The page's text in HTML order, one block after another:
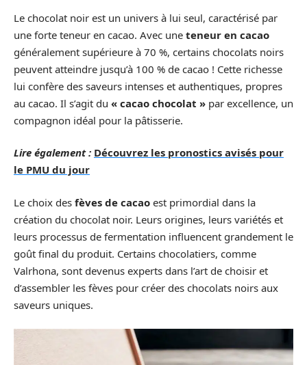
Le chocolat noir est un univers à lui seul, caractérisé par
une forte teneur en cacao. Avec une teneur en cacao
généralement supérieure à 70 %, certains chocolats noirs
peuvent atteindre jusqu’à 100 % de cacao ! Cette richesse
lui confère des saveurs intenses et authentiques, propres
au cacao. Il s’agit du « cacao chocolat » par excellence, un
compagnon idéal pour la pâtisserie.
Lire également : Découvrez les pronostics avisés pour
le PMU du jour
Le choix des fèves de cacao est primordial dans la
création du chocolat noir. Leurs origines, leurs variétés et
leurs processus de fermentation influencent grandement le
goût final du produit. Certains chocolatiers, comme
Valrhona, sont devenus experts dans l’art de choisir et
d’assembler les fèves pour créer des chocolats noirs aux
saveurs uniques.